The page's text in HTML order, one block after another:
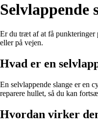
Selvlappende
Er du træt af at få punkteringer
eller på vejen.
Hvad er en
En selvlappende slange er en
reparere hullet, så du kan
Hvordan virker